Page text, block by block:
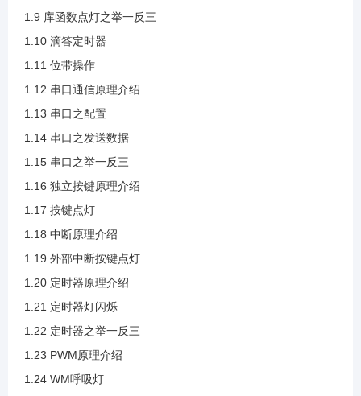
1.26 串口中断接收
1.28 串口中断DMA接收二合一
1.9 库函数点灯之举一反三
1.10 滴答定时器
1.11 位带操作
1.12 串口通信原理介绍
1.13 串口之配置
1.14 串口之发送数据
1.15 串口之举一反三
1.16 独立按键原理介绍
1.17 按键点灯
1.18 中断原理介绍
1.19 外部中断按键点灯
1.20 定时器原理介绍
1.21 定时器灯闪烁
1.22 定时器之举一反三
1.23 PWM原理介绍
1.24 WM呼吸灯